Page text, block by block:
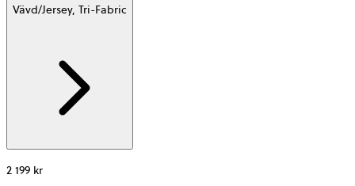
Vävd/Jersey, Tri-Fabric
2 199 kr